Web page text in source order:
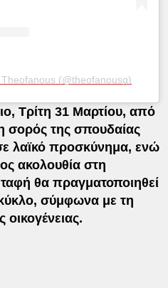
(@theofanousg)
Τρίτη 31 Μαρτίου, από
σορός της σπουδαίας
λαϊκό προσκύνημα, ενώ
ακολουθία στη
θα πραγματοποιηθεί
σύμφωνα με τη